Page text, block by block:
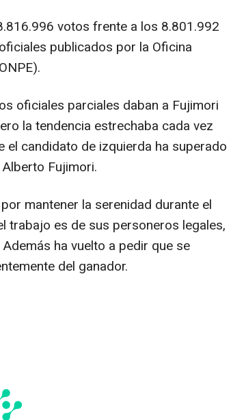
votos frente a los 8.801.992
publicados por la Oficina
oficiales parciales daban a Fujimori
la tendencia estrechaba cada vez
el candidato de izquierda ha superado
Fujimori.
mantener la serenidad durante el
trabajo es de sus personeros legales,
ha vuelto a pedir que se
del ganador.